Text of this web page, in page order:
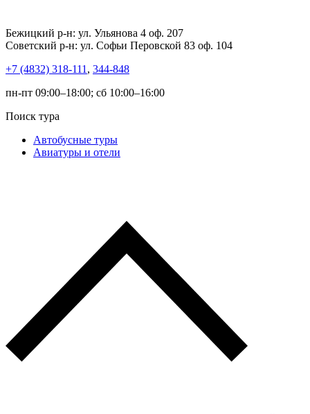
Бежицкий р-н: ул. Ульянова 4 оф. 207
Советский р-н: ул. Софьи Перовской 83 оф. 104
+7 (4832) 318-111 , 344-848
пн-пт 09:00–18:00; сб 10:00–16:00
Поиск тура
Автобусные туры
Авиатуры и отели